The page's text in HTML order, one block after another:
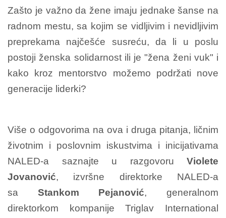
Zašto je važno da žene imaju jednake šanse na
radnom mestu, sa kojim se vidljivim i nevidljivim
preprekama najčešće susreću, da li u poslu
postoji ženska solidarnost ili je "žena ženi vuk" i
kako kroz mentorstvo možemo podržati nove
generacije liderki?
Više o odgovorima na ova i druga pitanja, ličnim
životnim i poslovnim iskustvima i inicijativama
NALED-a saznajte u razgovoru Violete
Jovanović, izvršne direktorke NALED-a
sa Stankom Pejanović, generalnom
direktorkom kompanije Triglav International